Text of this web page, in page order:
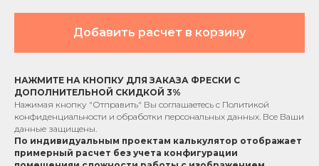
Добавить расчет в корзину
НАЖМИТЕ НА КНОПКУ ДЛЯ ЗАКАЗА ФРЕСКИ С
ДОПОЛНИТЕЛЬНОЙ СКИДКОЙ 3%
Нажимая кнопку "Отправить" Вы соглашаетесь с Политикой
конфиденциальности и обработки персональных данных. Все Ваши
данные защищены.
По индивидуальным проектам калькулятор отображает
примерный расчет без учета конфигурации